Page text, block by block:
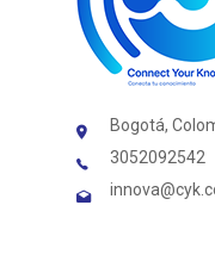
Bogotá,
3052092542